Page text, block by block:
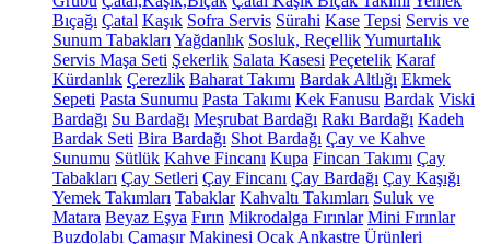
Bıçağı Çatal Kaşık Sofra Servis Sürahi Kase Tepsi Servis ve
Sunum Tabakları Yağdanlık Sosluk, ReçellikYumurtalık
Servis Maşa Seti Şekerlik Salata Kasesi Peçetelik Karaf
Kürdanlık Çerezlik Baharat Takımı Bardak Altlığı Ekmek
Sepeti Pasta Sunumu Pasta Takımı Kek Fanusu Bardak Viski
Bardağı Su Bardağı Meşrubat Bardağı Rakı Bardağı Kadeh
Bardak Seti Bira Bardağı Shot Bardağı Çay ve Kahve
Sunumu Sütlük Kahve Fincanı Kupa Fincan Takımı Çay
Tabakları Çay Setleri Çay Fincanı Çay Bardağı Çay Kaşığı
Yemek Takımları Tabaklar Kahvaltı Takımları Suluk ve
Matara Beyaz Eşya Fırın Mikrodalga Fırınlar Mini Fırınlar
Buzdolabı Çamaşır Makinesi Ocak Ankastre Ürünleri